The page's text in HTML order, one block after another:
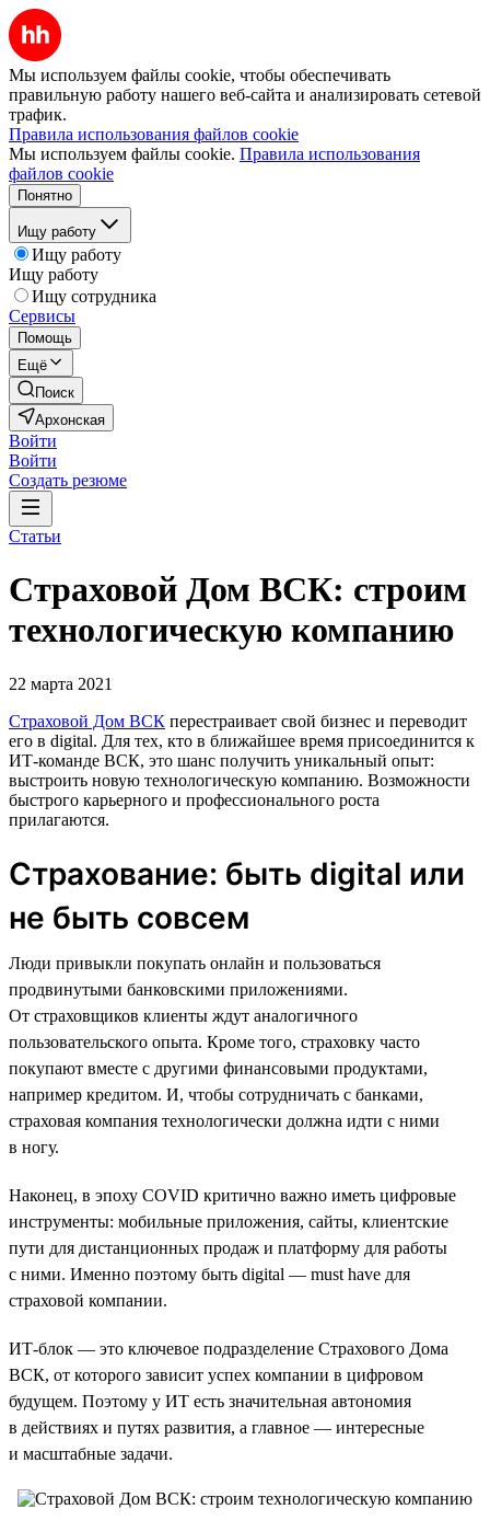
Мы используем файлы cookie, чтобы обеспечивать
правильную работу нашего веб-сайта и анализировать сетевой
трафик.
Правила использования файлов cookie
Мы используем файлы cookie. Правила использования
файлов cookie
Понятно
Ищу работу
Ищу работу
Ищу работу
Ищу сотрудника
Сервисы
Помощь
Ещё
Поиск
Архонская
Войти
Войти
Создать резюме
Статьи
Страховой Дом ВСК: строим
технологическую компанию
22 марта 2021
Страховой Дом ВСК перестраивает свой бизнес и переводит
его в digital. Для тех, кто в ближайшее время присоединится к
ИТ-команде ВСК, это шанс получить уникальный опыт:
выстроить новую технологическую компанию. Возможности
быстрого карьерного и профессионального роста
прилагаются.
Страхование: быть digital или
не быть совсем
Люди привыкли покупать онлайн и пользоваться
продвинутыми банковскими приложениями.
От страховщиков клиенты ждут аналогичного
пользовательского опыта. Кроме того, страховку часто
покупают вместе с другими финансовыми продуктами,
например кредитом. И, чтобы сотрудничать с банками,
страховая компания технологически должна идти с ними
в ногу.
Наконец, в эпоху COVID критично важно иметь цифровые
инструменты: мобильные приложения, сайты, клиентские
пути для дистанционных продаж и платформу для работы
с ними. Именно поэтому быть digital — must have для
страховой компании.
ИТ-блок — это ключевое подразделение Страхового Дома
ВСК, от которого зависит успех компании в цифровом
будущем. Поэтому у ИТ есть значительная автономия
в действиях и путях развития, а главное — интересные
и масштабные задачи.